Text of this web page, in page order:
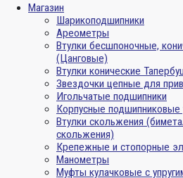
Магазин
Шарикоподшипники
Ареометры
Втулки бесшпоночные,
(Цанговые)
Втулки конические
Звездочки цепные для
Игольчатые подшипники
Корпусные подшипниковые
Втулки скольжения
скольжения)
Крепежные и стопорные
Манометры
Муфты кулачковые с